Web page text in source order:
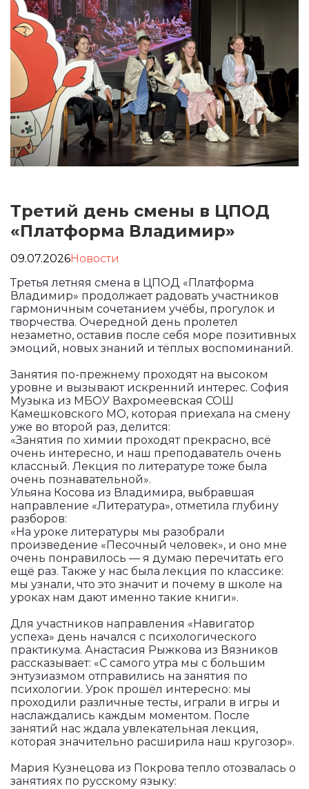
Третий день смены в ЦПОД
«Платформа Владимир»
09.07.2026Новости
Третья летняя смена в ЦПОД «Платформа
Владимир» продолжает радовать участников
гармоничным сочетанием учёбы, прогулок и
творчества. Очередной день пролетел
незаметно, оставив после себя море позитивных
эмоций, новых знаний и тёплых воспоминаний.
Занятия по-прежнему проходят на высоком
уровне и вызывают искренний интерес. София
Музыка из МБОУ Вахромеевская СОШ
Камешковского МО, которая приехала на смену
уже во второй раз, делится:
«Занятия по химии проходят прекрасно, всё
очень интересно, и наш преподаватель очень
классный. Лекция по литературе тоже была
очень познавательной».
Ульяна Косова из Владимира, выбравшая
направление «Литература», отметила глубину
разборов:
«На уроке литературы мы разобрали
произведение «Песочный человек», и оно мне
очень понравилось — я думаю перечитать его
ещё раз. Также у нас была лекция по классике:
мы узнали, что это значит и почему в школе на
уроках нам дают именно такие книги».
Для участников направления «Навигатор
успеха» день начался с психологического
практикума. Анастасия Рыжкова из Вязников
рассказывает: «С самого утра мы с большим
энтузиазмом отправились на занятия по
психологии. Урок прошёл интересно: мы
проходили различные тесты, играли в игры и
наслаждались каждым моментом. После
занятий нас ждала увлекательная лекция,
которая значительно расширила наш кругозор».
Мария Кузнецова из Покрова тепло отозвалась о
занятиях по русскому языку: